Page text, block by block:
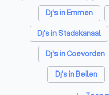
Dj's in Emmen
Dj's in Stadskanaal
Dj's in Coevorden
Dj's in Beilen